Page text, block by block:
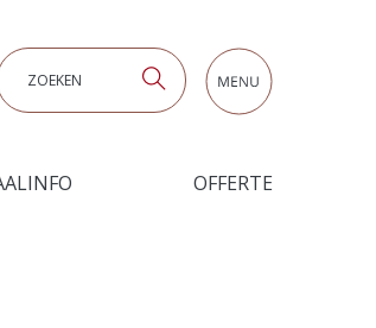
Zoeken
OFFERTE